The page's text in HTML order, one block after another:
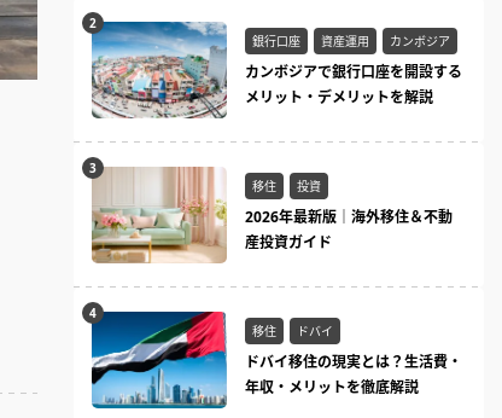
銀行口座 資産運用 カンボジア
カンボジアで銀行口座を開設する
メリット・デメリットを解説
移住 投資
2026年最新版｜海外移住＆不動
産投資ガイド
移住 ドバイ
ドバイ移住の現実とは？生活費・
年収・メリットを徹底解説